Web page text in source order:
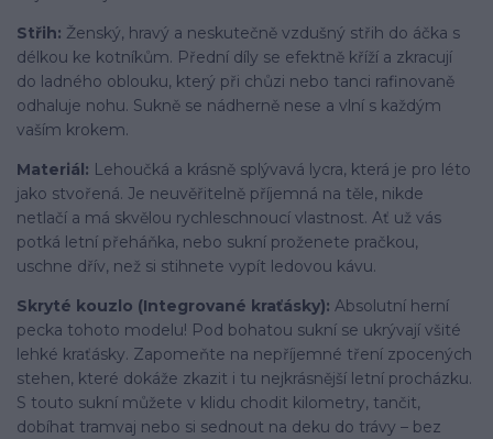
Střih: Ženský, hravý a neskutečně vzdušný střih do áčka s
délkou ke kotníkům. Přední díly se efektně kříží a zkracují
do ladného oblouku, který při chůzi nebo tanci rafinovaně
odhaluje nohu. Sukně se nádherně nese a vlní s každým
vaším krokem.
Materiál: Lehoučká a krásně splývavá lycra, která je pro léto
jako stvořená. Je neuvěřitelně příjemná na těle, nikde
netlačí a má skvělou rychleschnoucí vlastnost. Ať už vás
potká letní přeháňka, nebo sukní proženete pračkou,
uschne dřív, než si stihnete vypít ledovou kávu.
Skryté kouzlo (Integrované kraťásky): Absolutní herní
pecka tohoto modelu! Pod bohatou sukní se ukrývají všité
lehké kraťásky. Zapomeňte na nepříjemné tření zpocených
stehen, které dokáže zkazit i tu nejkrásnější letní procházku.
S touto sukní můžete v klidu chodit kilometry, tančit,
dobíhat tramvaj nebo si sednout na deku do trávy – bez